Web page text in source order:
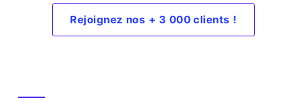
Rejoignez nos + 3 000 clients !